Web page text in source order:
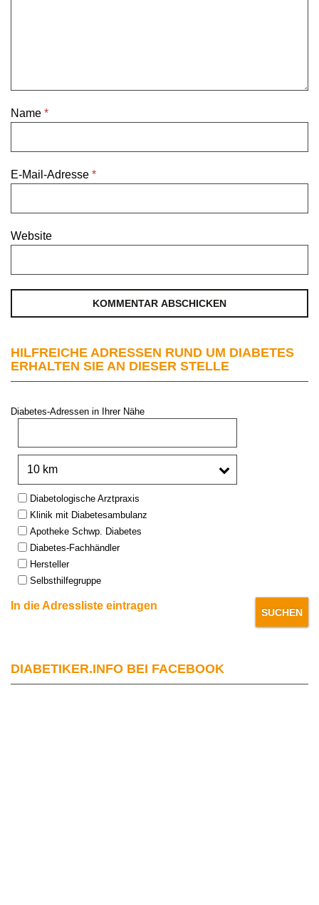
Name *
E-Mail-Adresse *
Website
HILFREICHE ADRESSEN RUND UM DIABETES
ERHALTEN SIE AN DIESER STELLE
Diabetes-Adressen in Ihrer Nähe
Type:Diabetologische Arztpraxis
Klinik mit Diabetesambulanz
Apotheke Schwp. Diabetes
Diabetes-Fachhändler
Hersteller
Selbsthilfegruppe
In die Adressliste eintragen
DIABETIKER.INFO BEI FACEBOOK